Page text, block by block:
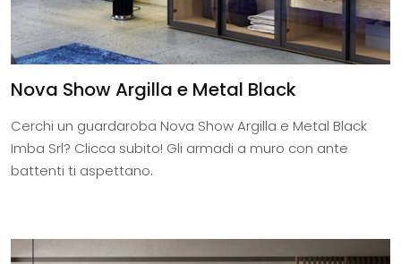
Nova Show Argilla e Metal Black
Cerchi un guardaroba Nova Show Argilla e Metal Black
Imba Srl? Clicca subito! Gli armadi a muro con ante
battenti ti aspettano.